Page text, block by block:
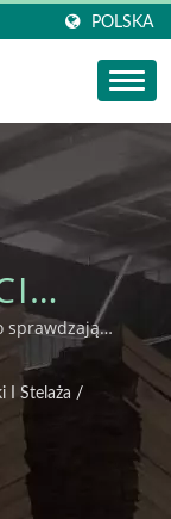
POLSKA
|
ODM
sprawdzają
wsparcie
I Stelaża /